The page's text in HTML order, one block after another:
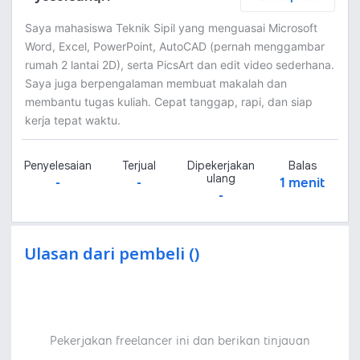
Saya mahasiswa Teknik Sipil yang menguasai Microsoft
Word, Excel, PowerPoint, AutoCAD (pernah menggambar
rumah 2 lantai 2D), serta PicsArt dan edit video sederhana.
Saya juga berpengalaman membuat makalah dan
membantu tugas kuliah. Cepat tanggap, rapi, dan siap
kerja tepat waktu.
Penyelesaian
-
Terjual
-
Dipekerjakan
ulang
-
Balas
1 menit
Ulasan dari pembeli ()
Pekerjakan freelancer ini dan berikan tinjauan